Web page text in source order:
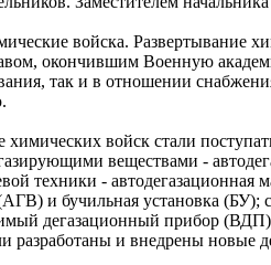
войска. Развертывание
окончившим Военную
так и в отношении
войск стали
веществами -
техники -
и бучильная установка
дегазационный прибор
и внедрены новые